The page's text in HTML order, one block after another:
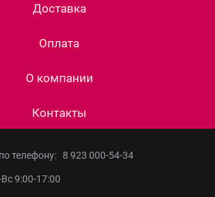
Доставка
Оплата
О компании
Контакты
телефону: 8 923 000-54-34
9:00-17:00